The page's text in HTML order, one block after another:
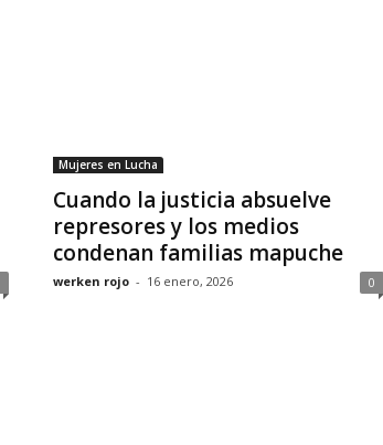
Mujeres en Lucha
Cuando la justicia absuelve
represores y los medios
condenan familias mapuche
werken rojo - 16 enero, 2026 0